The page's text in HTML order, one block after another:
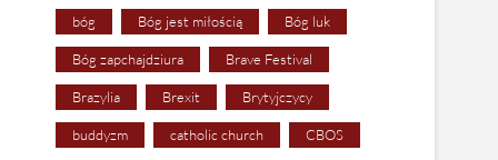
bóg Bóg jest miłością Bóg luk
Bóg zapchajdziura Brave Festival
Brazylia Brexit Brytyjczycy
buddyzm catholic church CBOS